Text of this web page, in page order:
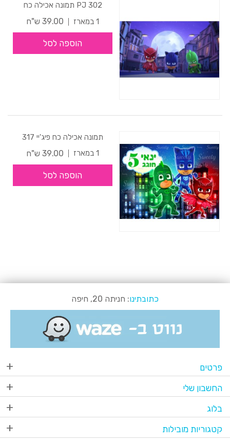
302 PJ תמונה אכילה כח
1 במארז
39.00 ש"ח
הוספה לסל
תמונה אכילה כח פיג'יי 317
1 במארז
39.00 ש"ח
הוספה לסל
כתובתינו: חניתה 20, חיפה
פרטים
החשבון שלי
בלוג
קטגוריות מובילות